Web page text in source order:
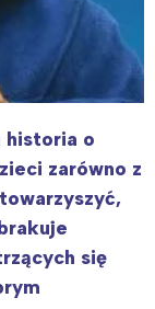
historia o
zarówno z
się